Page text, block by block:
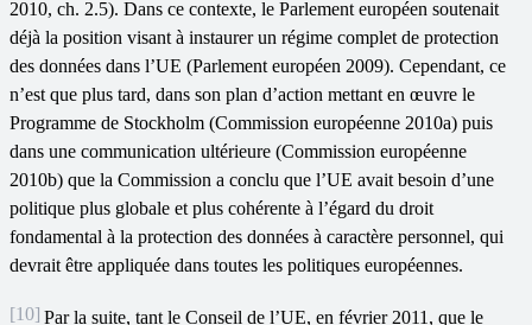
2010, ch. 2.5). Dans ce contexte, le Parlement européen soutenait
déjà la position visant à instaurer un régime complet de protection
des données dans l’UE (Parlement européen 2009). Cependant, ce
n’est que plus tard, dans son plan d’action mettant en œuvre le
Programme de Stockholm (Commission européenne 2010a) puis
dans une communication ultérieure (Commission européenne
2010b) que la Commission a conclu que l’UE avait besoin d’une
politique plus globale et plus cohérente à l’égard du droit
fondamental à la protection des données à caractère personnel, qui
devrait être appliquée dans toutes les politiques européennes.
[10] Par la suite, tant le Conseil de l’UE, en février 2011, que le